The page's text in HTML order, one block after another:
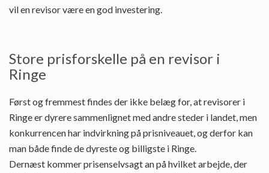
vil en revisor være en god investering.
Store prisforskelle på en revisor i
Ringe
Først og fremmest findes der ikke belæg for, at revisorer i
Ringe er dyrere sammenlignet med andre steder i landet, men
konkurrencen har indvirkning på prisniveauet, og derfor kan
man både finde de dyreste og billigste i Ringe.
Dernæst kommer prisenselvsagt an på hvilket arbejde, der